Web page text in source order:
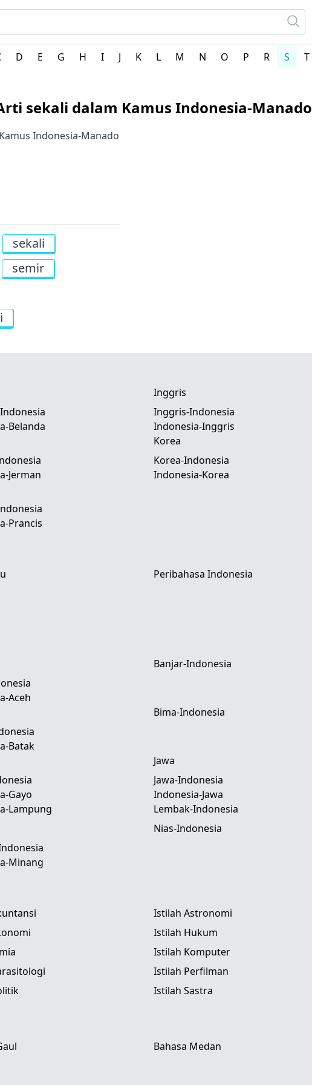
Daerah Indonesia
D E G H I J K L M N O P R S T
sekali dalam Kamus Indonesia-Manado
Indonesia-Manado
sekali
semir
Belanda
Inggris
Inggris-Indonesia
Indonesia-Inggris
Jerman
Korea
Korea-Indonesia
Indonesia-Korea
Prancis
Peribahasa Indonesia
Aceh
Banjar-Indonesia
Batak
Bima-Indonesia
Gayo
Jawa
Jawa-Indonesia
Indonesia-Jawa
Lampung Lembak-Indonesia
Minang
Nias-Indonesia
Istilah Astronomi
Istilah Hukum
Istilah Komputer
Istilah Perfilman
Istilah Sastra
Bahasa Medan